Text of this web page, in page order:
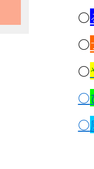
〇
〇
〇
〇
〇